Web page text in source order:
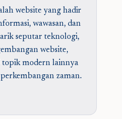
website yang hadir
wawasan, dan
seputar teknologi,
website,
topik modern lainnya
zaman.